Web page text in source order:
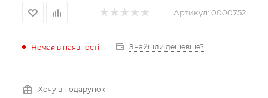
Артикул: 0000752
Немає в наявності Знайшли дешевше?
Хочу в подарунок